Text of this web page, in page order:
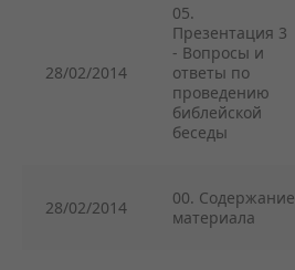
28/02/2014
05.
Презентация 3
- Вопросы и
ответы по
проведению
библейской
беседы
28/02/2014
00. Содержание
материала